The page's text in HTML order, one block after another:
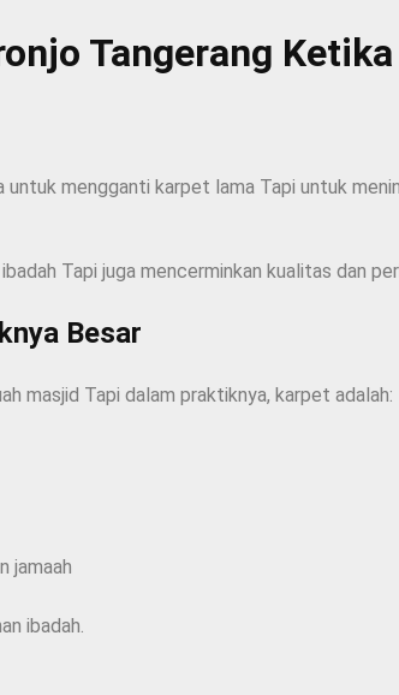
Tangerang
untuk mengganti karpet lama Tapi untuk
Tapi juga mencerminkan kualitas dan
Besar
masjid Tapi dalam praktiknya, karpet adalah:
jamaah
ibadah.